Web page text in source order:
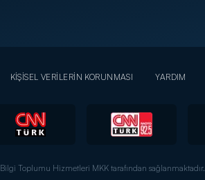
KİŞİSEL VERİLERİN KORUNMASI YARDIM
Bilgi Toplumu Hizmetleri MKK tarafından sağlanmaktadır.